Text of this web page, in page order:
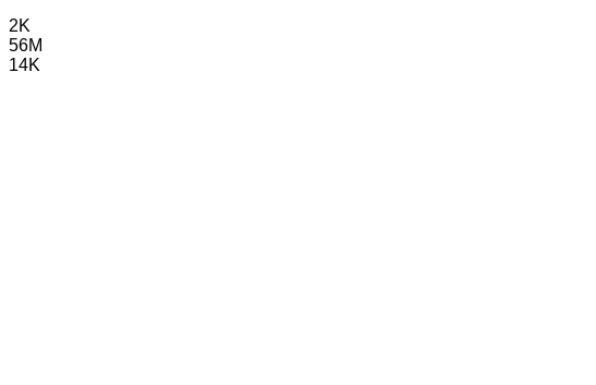
2K
56M
14K